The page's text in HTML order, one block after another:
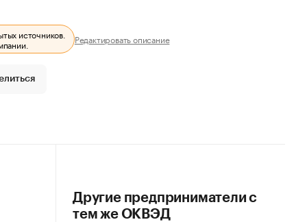
источников.
Редактировать описание
Другие предприниматели с
тем же ОКВЭД